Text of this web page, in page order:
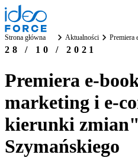
Strona główna
Aktualności Premiera
28 / 10 / 2021
Premiera e-
marketing i e-
kierunki
Szymańskiego